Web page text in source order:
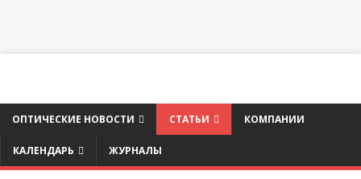
ОПТИЧЕСКИЕ НОВОСТИ СТАТЬИ КОМПАНИИ
КАЛЕНДАРЬ ЖУРНАЛЫ